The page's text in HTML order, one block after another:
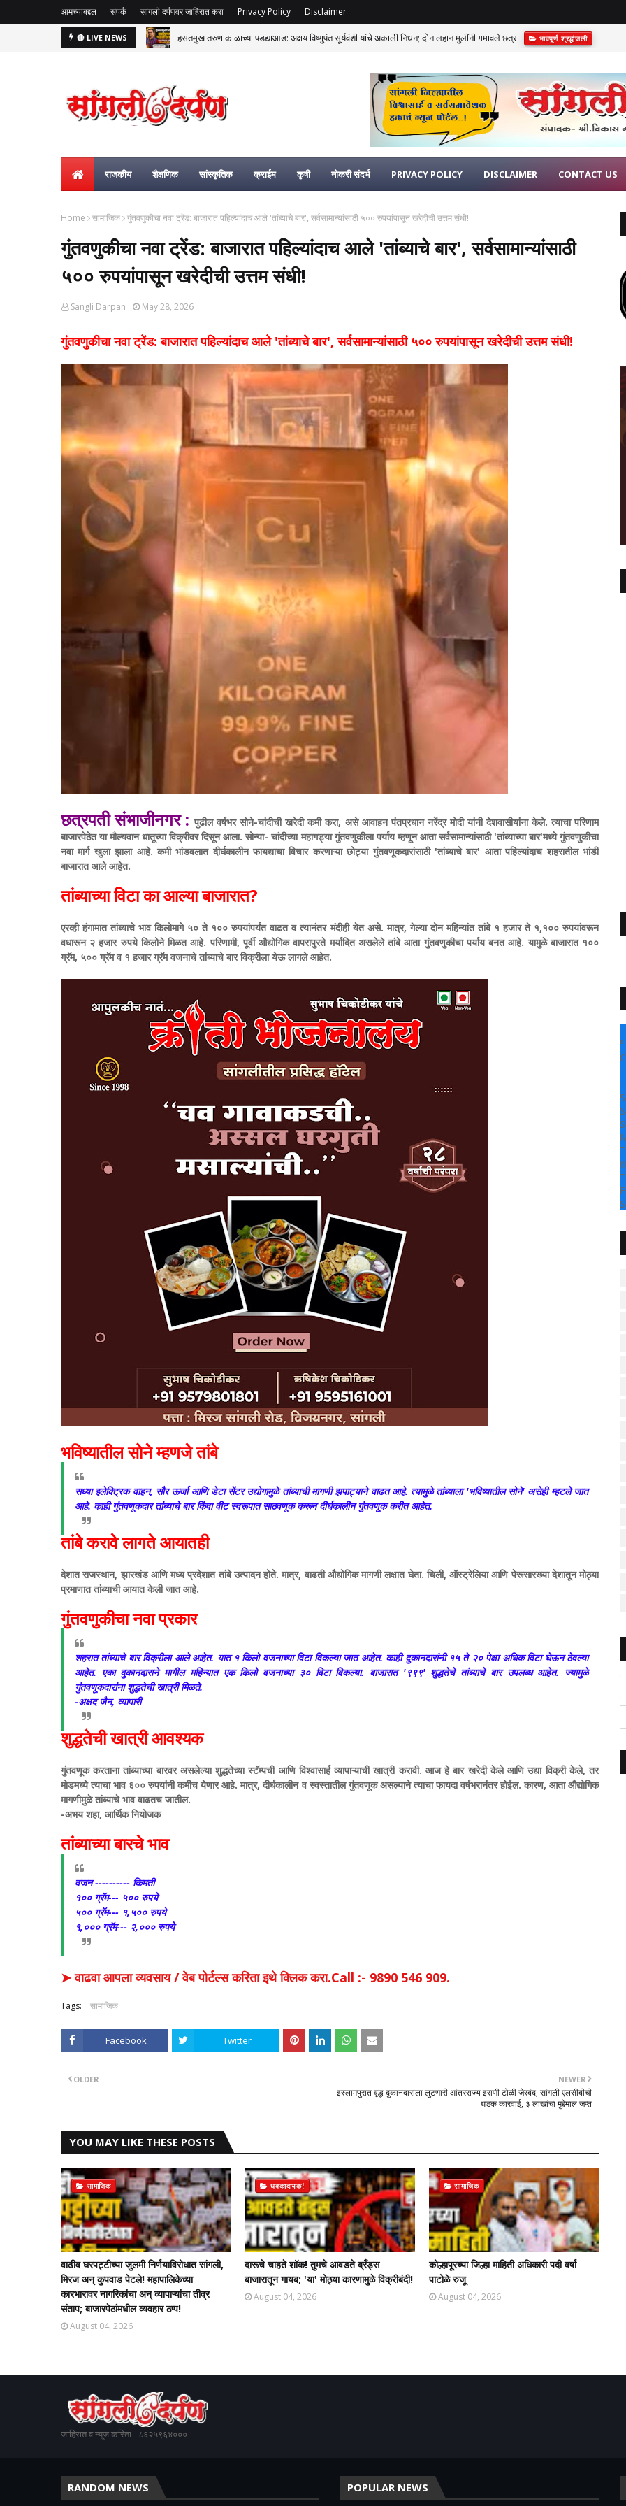
आमच्याबद्दल संपर्क सांगली दर्पणवर जाहिरात करा Privacy Policy Disclaimer
🔴 LIVE NEWS
हसतमुख तरुण काळाच्या पडद्याआड: अक्षय विष्णुपंत सूर्यवंशी यांचे अकाली निधन; दोन लहान मुलींनी गमावले छत्र भावपूर्ण श्रद्धांजली
मिरज पंचायत समिती भाजपच्या ताब्यात; मविआसह खासदार विशाल पाटलांना दणका! राजकीय
राजकीय शैक्षणिक सांस्कृतिक क्राईम कृषी नोकरी संदर्भ PRIVACY POLICY DISCLAIMER CONTACT US
Home सामाजिक गुंतवणुकीचा नवा ट्रेंड: बाजारात पहिल्यांदाच आले 'तांब्याचे बार', सर्वसामान्यांसाठी ५०० रुपयांपासून खरेदीची उत्तम संधी!
गुंतवणुकीचा नवा ट्रेंड: बाजारात पहिल्यांदाच आले 'तांब्याचे बार', सर्वसामान्यांसाठी
५०० रुपयांपासून खरेदीची उत्तम संधी!
Sangli Darpan May 28, 2026
गुंतवणुकीचा नवा ट्रेंड: बाजारात पहिल्यांदाच आले 'तांब्याचे बार', सर्वसामान्यांसाठी ५०० रुपयांपासून खरेदीची उत्तम संधी!
छत्रपती संभाजीनगर :पुढील वर्षभर सोने-चांदीची खरेदी कमी करा, असे आवाहन पंतप्रधान नरेंद्र मोदी यांनी देशवासीयांना केले. त्याचा परिणाम
बाजारपेठेत या मौल्यवान धातूच्या विक्रीवर दिसून आला. सोन्या- चांदीच्या महागड्या गुंतवणुकीला पर्याय म्हणून आता सर्वसामान्यांसाठी 'तांब्याच्या बार'मध्ये गुंतवणुकीचा
नवा मार्ग खुला झाला आहे. कमी भांडवलात दीर्घकालीन फायद्याचा विचार करणाऱ्या छोट्या गुंतवणूकदारांसाठी 'तांब्याचे बार' आता पहिल्यांदाच शहरातील भांडी
बाजारात आले आहेत.
तांब्याच्या विटा का आल्या बाजारात?
एरव्ही हंगामात तांब्याचे भाव किलोमागे ५० ते १०० रुपयांपर्यंत वाढत व त्यानंतर मंदीही येत असे. मात्र, गेल्या दोन महिन्यांत तांबे १ हजार ते १,१०० रुपयांवरून
वधारून २ हजार रुपये किलोने मिळत आहे. परिणामी, पूर्वी औद्योगिक वापरापुरते मर्यादित असलेले तांबे आता गुंतवणुकीचा पर्याय बनत आहे. यामुळे बाजारात १००
ग्रॅम, ५०० ग्रॅम व १ हजार ग्रॅम वजनाचे तांब्याचे बार विक्रीला येऊ लागले आहेत.
भविष्यातील सोने म्हणजे तांबे
सध्या इलेक्ट्रिक वाहन, सौर ऊर्जा आणि डेटा सेंटर उद्योगामुळे तांब्याची मागणी झपाट्याने वाढत आहे. त्यामुळे तांब्याला 'भविष्यातील सोने' असेही म्हटले जात
आहे. काही गुंतवणूकदार तांब्याचे बार किंवा वीट स्वरूपात साठवणूक करून दीर्घकालीन गुंतवणूक करीत आहेत.
तांबे करावे लागते आयातही
देशात राजस्थान, झारखंड आणि मध्य प्रदेशात तांबे उत्पादन होते. मात्र, वाढती औद्योगिक मागणी लक्षात घेता. चिली, ऑस्ट्रेलिया आणि पेरूसारख्या देशातून मोठ्या
प्रमाणात तांब्याची आयात केली जात आहे.
गुंतवणुकीचा नवा प्रकार
शहरात तांब्याचे बार विक्रीला आले आहेत. यात १ किलो वजनाच्या विटा विकल्या जात आहेत. काही दुकानदारांनी १५ ते २० पेक्षा अधिक विटा घेऊन ठेवल्या
आहेत. एका दुकानदाराने मागील महिन्यात एक किलो वजनाच्या ३० विटा विकल्या. बाजारात '९९९' शुद्धतेचे तांब्याचे बार उपलब्ध आहेत. ज्यामुळे
गुंतवणूकदारांना शुद्धतेची खात्री मिळते.
-अक्षद जैन, व्यापारी
शुद्धतेची खात्री आवश्यक
गुंतवणूक करताना तांब्याच्या बारवर असलेल्या शुद्धतेच्या स्टॅम्पची आणि विश्वासार्ह व्यापाऱ्याची खात्री करावी. आज हे बार खरेदी केले आणि उद्या विक्री केले, तर
मोडमध्ये त्याचा भाव ६०० रुपयांनी कमीच येणार आहे. मात्र, दीर्घकालीन व स्वस्तातील गुंतवणूक असल्याने त्याचा फायदा वर्षभरानंतर होईल. कारण, आता औद्योगिक
मागणीमुळे तांब्याचे भाव वाढतच जातील.
-अभय शहा, आर्थिक नियोजक
तांब्याच्या बारचे भाव
वजन ---------- किमती
१०० ग्रॅम--- ५०० रुपये
५०० ग्रॅम--- १,५०० रुपये
१,००० ग्रॅम--- २,००० रुपये
➤ वाढवा आपला व्यवसाय / वेब पोर्टल्स करिता इथे क्लिक करा.Call :- 9890 546 909.
Tags: सामाजिक
Facebook Twitter
NEWER
इस्लामपुरात वृद्ध दुकानदाराला लुटणारी आंतरराज्य इराणी टोळी जेरबंद; सांगली एलसीबीची
धडक कारवाई, ३ लाखांचा मुद्देमाल जप्त​
OLDER
YOU MAY LIKE THESE POSTS
सामाजिक
वाढीव घरपट्टीच्या जुलमी निर्णयाविरोधात सांगली,
मिरज अन् कुपवाड पेटले! महापालिकेच्या
कारभारावर नागरिकांचा अन् व्यापाऱ्यांचा तीव्र
संताप; बाजारपेठांमधील व्यवहार ठप्प!​
August 04, 2026
धक्कादायक!
दारूचे चाहते शॉक! तुमचे आवडते ब्रँड्स
बाजारातून गायब; 'या' मोठ्या कारणामुळे विक्रीबंदी!
August 04, 2026
सामाजिक
कोल्हापूरच्या जिल्हा माहिती अधिकारी पदी वर्षा
पाटोळे रुजू
August 04, 2026
+
°
C
+
+
जाहिरात व न्यूज करिता - ८६२५९६४०००
RANDOM NEWS POPULAR NEWS